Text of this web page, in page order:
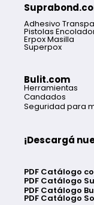
Adhesivo
Pistolas
Erpox Masilla
Superpox
Bulit.com
Herramientas
Candados
Seguridad para
¡Descargá
PDF Catálogo
PDF Catálogo
PDF Catálogo
PDF Catálogo